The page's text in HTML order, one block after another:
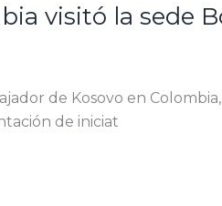
visitó la sede
de Kosovo en Colombia,
de iniciat